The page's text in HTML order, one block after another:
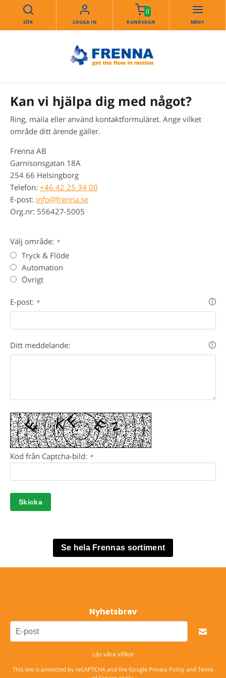
SÖK LOGGA IN
0
KUNDVAGN MENY
Kan vi hjälpa dig med något?
Ring, maila eller använd kontaktformuläret. Ange vilket
område ditt ärende gäller.
Frenna AB
Garnisonsgatan 18A
254 66 Helsingborg
Telefon: +46 42 25 34 00
E-post: info@frenna.se
Org.nr: 556427-5005
Välj område: *
Tryck & Flöde
Automation
Övrigt
E-post: *
Ditt meddelande:
Kod från Captcha-bild: *
Se hela Frennas sortiment
Nyhetsbrev
Läs våra villkor
This site is protected by reCAPTCHA and the Google Privacy Policy and Terms